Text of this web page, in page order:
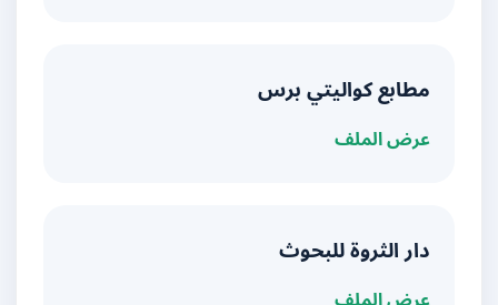
مطابع كواليتي برس
عرض الملف
دار الثروة للبحوث